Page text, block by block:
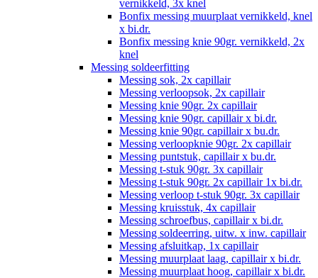
vernikkeld, 3x knel
Bonfix messing muurplaat vernikkeld, knel
x bi.dr.
Bonfix messing knie 90gr. vernikkeld, 2x
knel
Messing soldeerfitting
Messing sok, 2x capillair
Messing verloopsok, 2x capillair
Messing knie 90gr. 2x capillair
Messing knie 90gr. capillair x bi.dr.
Messing knie 90gr. capillair x bu.dr.
Messing verloopknie 90gr. 2x capillair
Messing puntstuk, capillair x bu.dr.
Messing t-stuk 90gr. 3x capillair
Messing t-stuk 90gr. 2x capillair 1x bi.dr.
Messing verloop t-stuk 90gr. 3x capillair
Messing kruisstuk, 4x capillair
Messing schroefbus, capillair x bi.dr.
Messing soldeerring, uitw. x inw. capillair
Messing afsluitkap, 1x capillair
Messing muurplaat laag, capillair x bi.dr.
Messing muurplaat hoog, capillair x bi.dr.